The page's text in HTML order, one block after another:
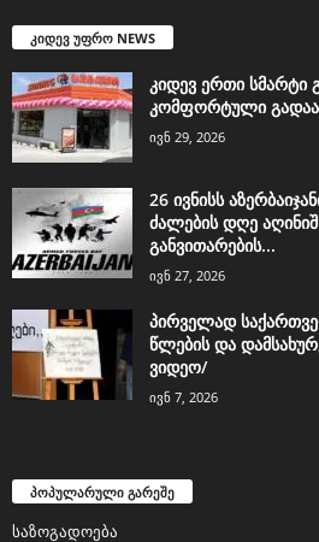
კიდევ უფრო NEWS
კიდევ ერთი სმარტი
კომფორტული
ივნ 29, 2026
26 ივნისს
ძალების დღე
განვითარების...
ივნ 27, 2026
პირველად
წლების და
ვიდეო/
ივნ 7, 2026
პოპულარული გარეშე
საზოგადოება